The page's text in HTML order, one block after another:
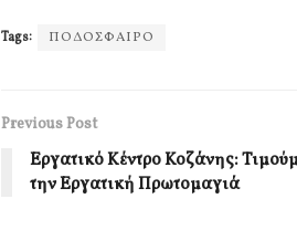
Tags: ΠΟΔΟΣΦΑΙΡΟ
Previous Post
Εργατικό Κέντρο Κοζάνης:
την Εργατική Πρωτομαγιά